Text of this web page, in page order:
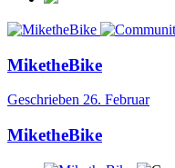
MiketheBike
Geschrieben 26. Februar
MiketheBike